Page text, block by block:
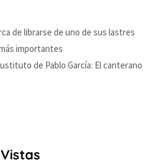
de librarse de uno de sus lastres
importantes
de Pablo García: El canterano